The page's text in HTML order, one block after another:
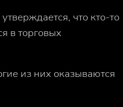
что кто-то
в торговых
из них оказываются